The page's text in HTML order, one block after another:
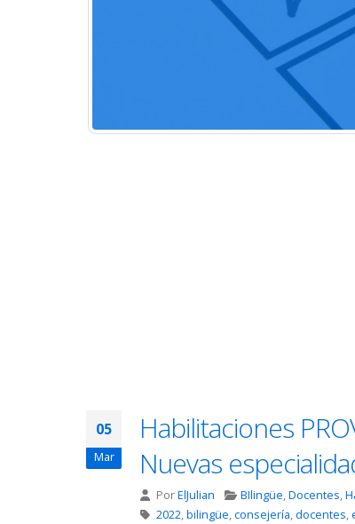
05
Mar
Habilitaciones
Nuevas
PorElJulian BIlingüe,Docentes,
2022,bilingüe,consejería,docentes,